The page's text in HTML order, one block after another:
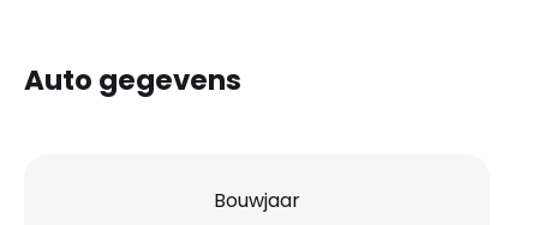
Auto gegevens
Bouwjaar